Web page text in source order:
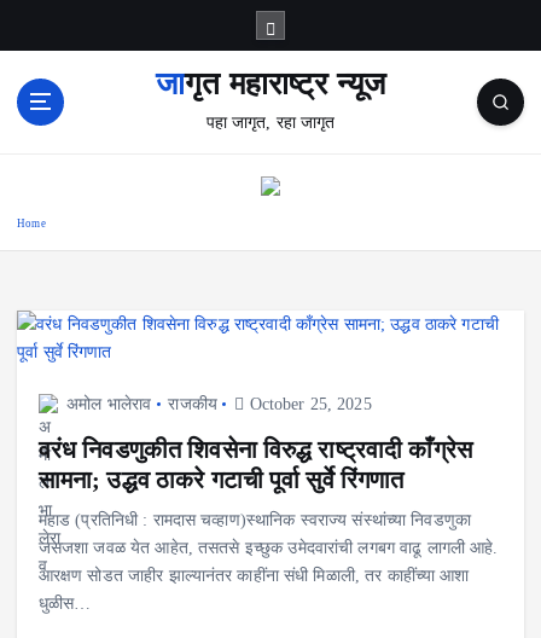
जागृत महाराष्ट्र न्यूज
पहा जागृत, रहा जागृत
Home
अमोल भालेराव राजकीय October 25, 2025
वरंध निवडणुकीत शिवसेना विरुद्ध राष्ट्रवादी काँग्रेस
सामना; उद्धव ठाकरे गटाची पूर्वा सुर्वे रिंगणात
महाड (प्रतिनिधी : रामदास चव्हाण)स्थानिक स्वराज्य संस्थांच्या निवडणुका
जसजशा जवळ येत आहेत, तसतसे इच्छुक उमेदवारांची लगबग वाढू लागली आहे.
आरक्षण सोडत जाहीर झाल्यानंतर काहींना संधी मिळाली, तर काहींच्या आशा
धुळीस…